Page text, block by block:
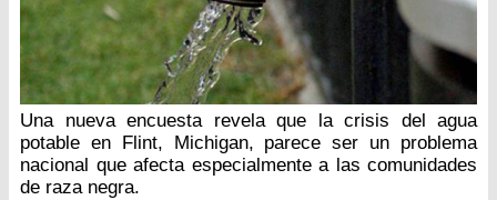
Una nueva encuesta revela que la crisis del agua
potable en Flint, Michigan, parece ser un problema
nacional que afecta especialmente a las comunidades
de raza negra.